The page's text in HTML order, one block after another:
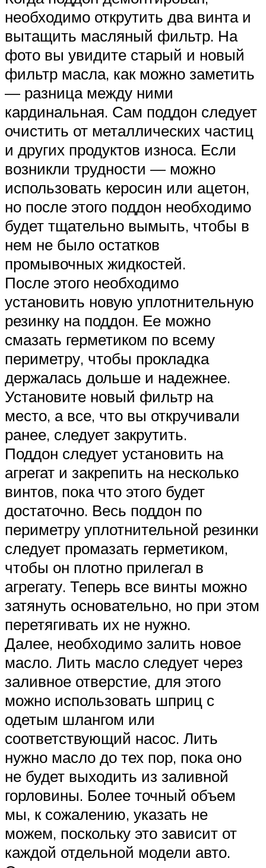
необходимо открутить два винта и
вытащить масляный фильтр. На
фото вы увидите старый и новый
фильтр масла, как можно заметить
— разница между ними
кардинальная. Сам поддон следует
очистить от металлических частиц
и других продуктов износа. Если
возникли трудности — можно
использовать керосин или ацетон,
но после этого поддон необходимо
будет тщательно вымыть, чтобы в
нем не было остатков
промывочных жидкостей.
После этого необходимо
установить новую уплотнительную
резинку на поддон. Ее можно
смазать герметиком по всему
периметру, чтобы прокладка
держалась дольше и надежнее.
Установите новый фильтр на
место, а все, что вы откручивали
ранее, следует закрутить.
Поддон следует установить на
агрегат и закрепить на несколько
винтов, пока что этого будет
достаточно. Весь поддон по
периметру уплотнительной резинки
следует промазать герметиком,
чтобы он плотно прилегал в
агрегату. Теперь все винты можно
затянуть основательно, но при этом
перетягивать их не нужно.
Далее, необходимо залить новое
масло. Лить масло следует через
заливное отверстие, для этого
можно использовать шприц с
одетым шлангом или
соответствующий насос. Лить
нужно масло до тех пор, пока оно
не будет выходить из заливной
горловины. Более точный объем
мы, к сожалению, указать не
можем, поскольку это зависит от
каждой отдельной модели авто.